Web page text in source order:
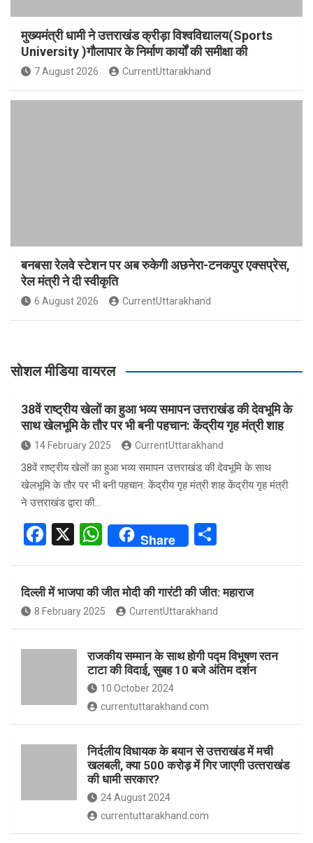
मुख्यमंत्री धामी ने उत्तराखंड क्रीड़ा विश्वविद्यालय(Sports
University )गौलापार के निर्माण कार्यों की समीक्षा की
7 August 2026 CurrentUttarakhand
बनबसा रेलवे स्टेशन पर अब रुकेगी अछनेरा-टनकपुर एक्सप्रेस,
रेल मंत्री ने दी स्वीकृति
6 August 2026 CurrentUttarakhand
सोशल मीडिया वायरल
38वें राष्ट्रीय खेलों का हुआ भव्य समापन उत्तराखंड की देवभूमि के
साथ खेलभूमि के तौर पर भी बनी पहचान: केंद्रीय गृह मंत्री शाह
14 February 2025 CurrentUttarakhand
38वें राष्ट्रीय खेलों का हुआ भव्य समापन उत्तराखंड की देवभूमि के साथ
खेलभूमि के तौर पर भी बनी पहचान: केंद्रीय गृह मंत्री शाह केंद्रीय गृह मंत्री
ने उत्तराखंड द्वारा की…
F
ce
b
o
o
X
W
at
s
A
p
p
Share
e
दिल्ली में भाजपा की जीत मोदी की गारंटी की जीत: महाराज
8 February 2025 CurrentUttarakhand
राजकीय सम्मान के साथ होगी पद्म विभूषण रतन
टाटा की विदाई, सुबह 10 बजे अंतिम दर्शन
10 October 2024
currentuttarakhand.com
निर्दलीय विधायक के बयान से उत्तराखंड में मची
खलबली, क्‍या 500 करोड़ में गिर जाएगी उत्‍तराखंड
की धामी सरकार?
24 August 2024
currentuttarakhand.com